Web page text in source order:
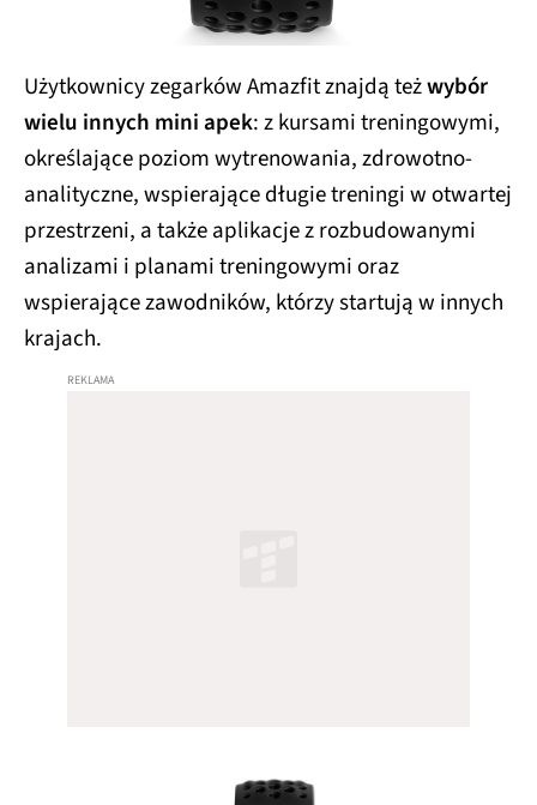
Użytkownicy zegarków Amazfit znajdą teżwybór
wielu innych mini apek: z kursami treningowymi,
określające poziom wytrenowania, zdrowotno-
analityczne, wspierające długie treningi w otwartej
przestrzeni, a także aplikacje z rozbudowanymi
analizami i planami treningowymi oraz
wspierające zawodników, którzy startują w innych
krajach.